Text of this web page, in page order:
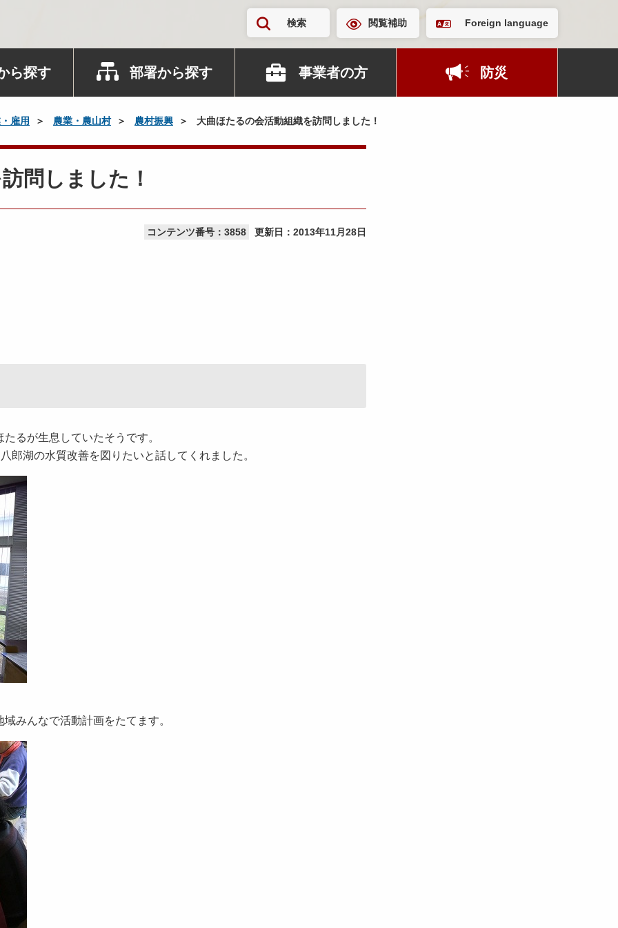
検索 閲覧補助 Foreign language
ら探す 部署から探す 事業者の方 防災
雇用 農業・農山村 農村振興 大曲ほたるの会活動組織を訪問しました！
問しました！
コンテンツ番号：3858 更新日： 2013年11月28日
るが生息していたそうです。
郎湖の水質改善を図りたいと話してくれました。
みんなで活動計画をたてます。